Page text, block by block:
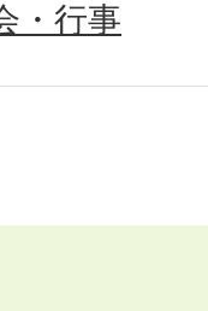
・行事